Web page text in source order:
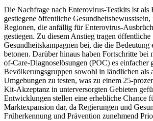
Die Nachfrage nach Enterovirus-Testkits ist als
gestiegene öffentliche Gesundheitsbewusstsein,
Regionen, die anfällig für Enterovirus-
gestiegen. Zu diesem Anstieg tragen öffentliche
Gesundheitskampagnen bei, die die Bedeutung
betonen. Darüber hinaus haben Fortschritte bei
of-Care-Diagnoselösungen (POC) es einfacher
Bevölkerungsgruppen sowohl in ländlichen als
Umgebungen zu testen, was zu einem 25-
Kit-Akzeptanz in unterversorgten Gebieten
Entwicklungen stellen eine erhebliche Chance
Marktexpansion dar, da Regierungen und
Früherkennung und Prävention zunehmend